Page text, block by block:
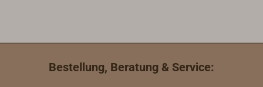
Bestellung, Beratung & Service: